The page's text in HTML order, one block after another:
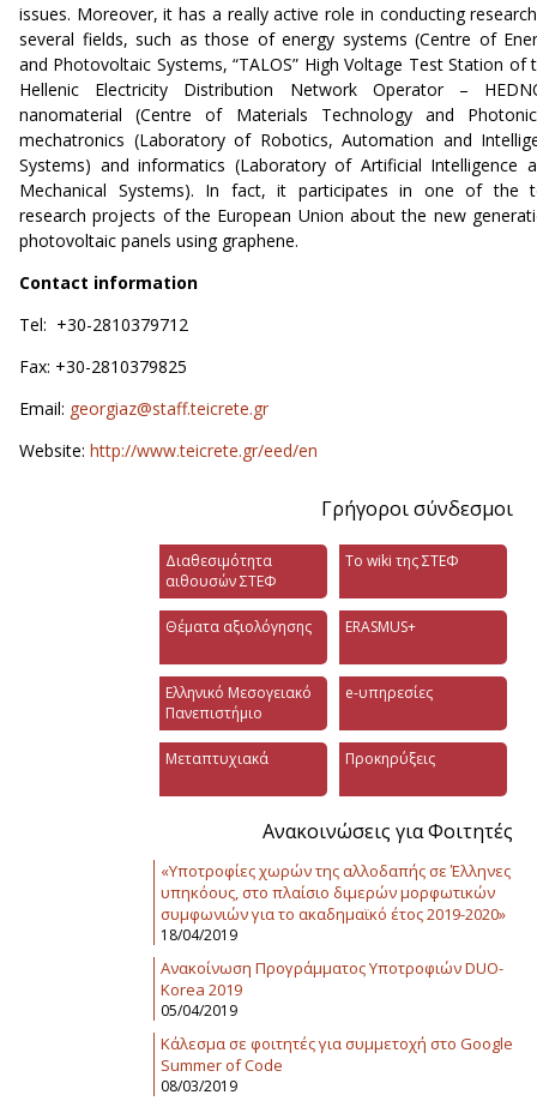
issues. Moreover, it has a really active role in conducting
several fields, such as those of energy systems (Centre of
and Photovoltaic Systems, “TALOS” High Voltage Test Station of
Hellenic Electricity Distribution Network Operator –
nanomaterial (Centre of Materials Technology and
mechatronics (Laboratory of Robotics, Automation and
Systems) and informatics (Laboratory of Artificial Intelligence
Mechanical Systems). In fact, it participates in one of the
research projects of the European Union about the new
photovoltaic panels using graphene.
Contact information
Tel: +30-2810379712
Fax: +30-2810379825
Email: georgiaz@staff.teicrete.gr
Website: http://www.teicrete.gr/eed/en
Γρήγοροι σύνδεσμοι
Διαθεσιμότητα
αιθουσών ΣΤΕΦ
Το wiki της ΣΤΕΦ
Θέματα αξιολόγησης ERASMUS+
Ελληνικό Μεσογειακό
Πανεπιστήμιο
e-υπηρεσίες
Μεταπτυχιακά Προκηρύξεις
Ανακοινώσεις για Φοιτητές
«Υποτροφίες χωρών της αλλοδαπής σε Έλληνες
υπηκόους, στο πλαίσιο διμερών μορφωτικών
συμφωνιών για το ακαδημαϊκό έτος 2019-2020»
18/04/2019
Ανακοίνωση Προγράμματος Υποτροφιών DUO-
Korea 2019
05/04/2019
Κάλεσμα σε φοιτητές για συμμετοχή στο Google
Summer of Code
08/03/2019